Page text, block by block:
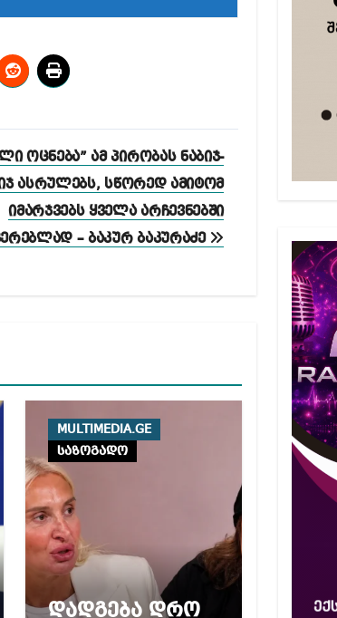
ოცნება” ამ პირობას ნაბიჯ-
ასრულებს, სწორედ ამიტომ
იმარჯვებს ყველა არჩევნებში
– ბაკურ ბაკურაძე
MULTIMEDIA.GE
საზოგადო
დადგება დრო